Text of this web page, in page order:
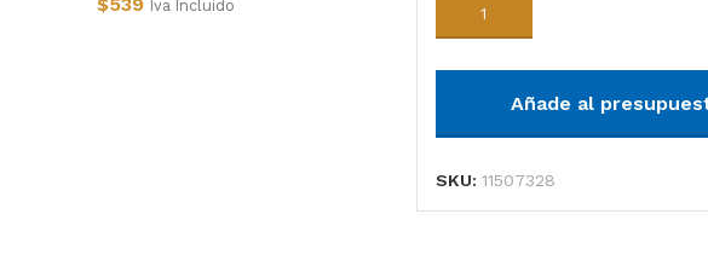
Iva Incluido Añadir al carrito
Añade al
SKU: 11507328